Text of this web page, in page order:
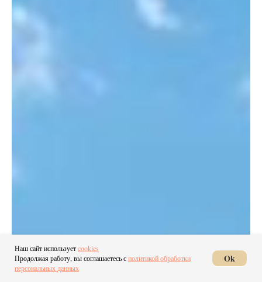
Наш сайт используетcookies
Продолжая работу, вы соглашаетесь сполитикой обработки
персональных данных
Ok